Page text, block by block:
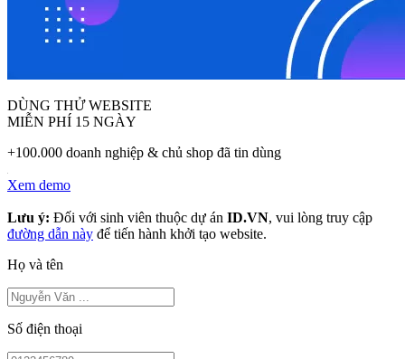
DÙNG THỬ WEBSITE
MIỄN PHÍ 15 NGÀY
+100.000 doanh nghiệp & chủ shop đã tin dùng
Xem demo
Lưu ý: Đối với sinh viên thuộc dự án ID.VN, vui lòng truy cập
đường dẫn này để tiến hành khởi tạo website.
Họ và tên
Số điện thoại